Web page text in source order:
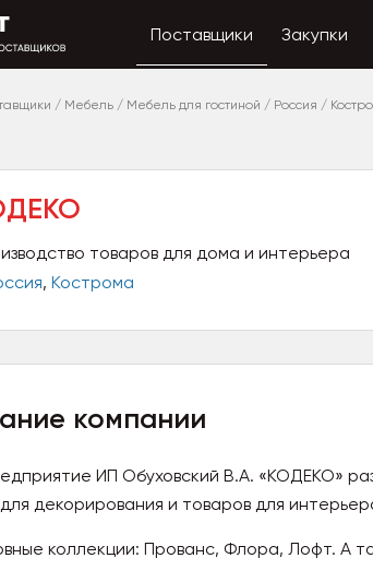
Поставщики Закупки
/ Мебель / Мебель для гостиной / Россия /
товаров для дома и интерьера
, Кострома
компании
ИП Обуховский В.А. «КОДЕКО»
декорирования и товаров для
коллекции: Прованс, Флора, Лофт. А